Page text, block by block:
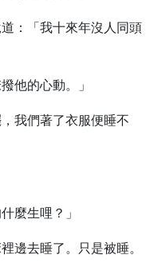
：「我十來年沒人同頭
他的心動。」
我們著了衣服便睡不
麼生哩？」
邊去睡了。只是被睡。